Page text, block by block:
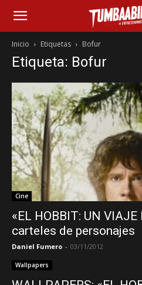
Inicio Etiquetas Bofur
Etiqueta: Bofur
Cine
«EL HOBBIT: UN VIAJE
carteles de personajes
Daniel Fumero - 03/11/2012
Wallpapers